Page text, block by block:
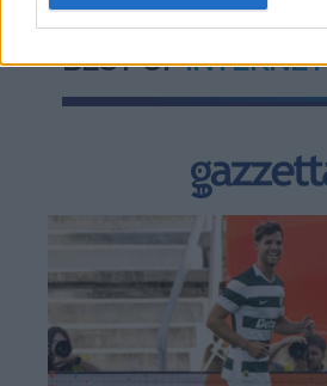
BEST OFINTERNET